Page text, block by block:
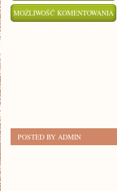
MOŻLIWOŚĆ KOMENTOWANIA
POSTED BY ADMIN